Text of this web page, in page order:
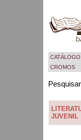
CROMOS
JUVENIL